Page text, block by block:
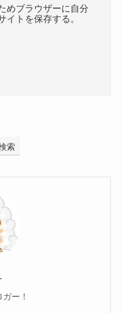
校には通っていた
た可能性もありそ
校なの
通っていたとした
れます！
知火鈴香さんは子
す。
めブラウザーに自分
イトを保存する。
索
ー！